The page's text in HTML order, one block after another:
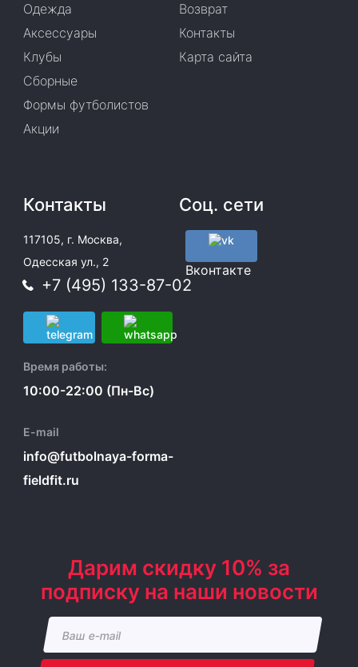
Одежда
Аксессуары
Клубы
Сборные
Формы футболистов
Акции
Возврат
Контакты
Карта сайта
Контакты
117105, г. Москва,
Одесская ул., 2
+7 (495) 133-87-02
Время работы:
10:00-22:00 (Пн-Вс)
E-mail
info@futbolnaya-forma-
fieldfit.ru
Соц. сети
Вконтакте
Дарим скидку 10% за
подписку на наши новости